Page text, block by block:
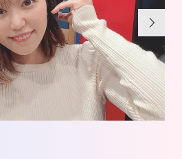
